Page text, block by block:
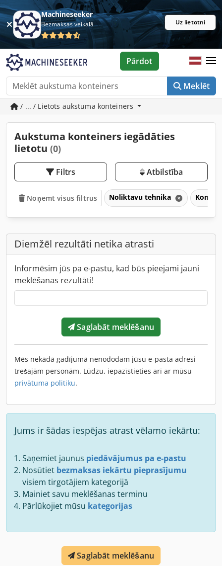
Machineseeker
Bezmaksas veikalā Uz lietotni
Meklēt
Pārdot
/ ... / Lietots aukstuma konteiners
Aukstuma konteiners iegādāties
lietotu (0)
Filtrs Atbilstība
Noņemt visus filtrus Noliktavu tehnika
Diemžēl rezultāti netika atrasti
Informēsim jūs pa e-pastu, kad būs pieejami jauni
meklēšanas rezultāti!
Saglabāt meklēšanu
Mēs nekādā gadījumā nenododam jūsu e-pasta adresi
trešajām personām. Lūdzu, iepazīstieties arī ar mūsu
privātuma politiku.
Jums ir šādas iespējas atrast vēlamo iekārtu:
Saņemiet jaunus piedāvājumus pa e-pastu
Nosūtiet bezmaksas iekārtu pieprasījumu
visiem tirgotājiem kategorijā
Mainiet savu meklēšanas terminu
Pārlūkojiet mūsu kategorijas
Saglabāt meklēšanu